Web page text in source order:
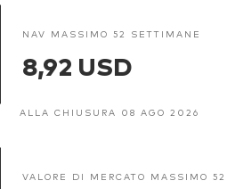
NAV MASSIMO 52 SETTIMANE
8,92 USD
ALLA CHIUSURA 08 AGO 2026
VALORE DI MERCATO MASSIMO